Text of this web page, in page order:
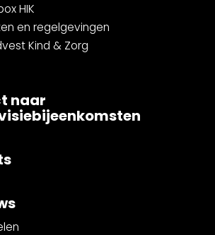
HIK
en regelgevingen
Kind & Zorg
naar